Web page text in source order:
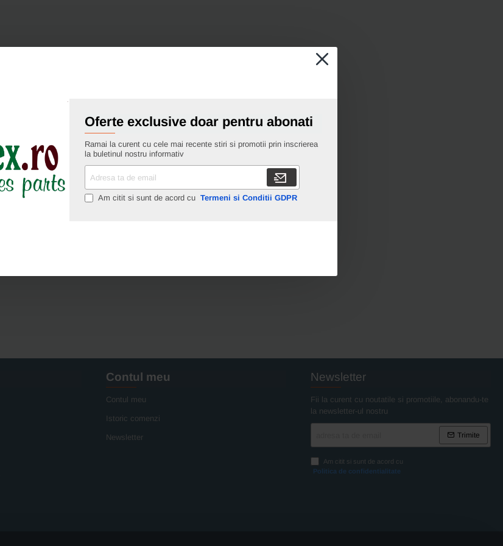
Oferte exclusive doar pentru abonati
Ramai la curent cu cele mai recente stiri si promotii prin inscrierea
la buletinul nostru informativ
ta
de
email
Am citit si sunt de acord cu Termeni si Conditii GDPR
Contul meu
Contul meu
Istoric comenzi
Newsletter
Newsletter
Fii la curent cu noutatile si promotiile, abonandu-te
la newsletter-ul nostru
email
Trimite
Am citit si sunt de acord cu
Politica de confidentialitate